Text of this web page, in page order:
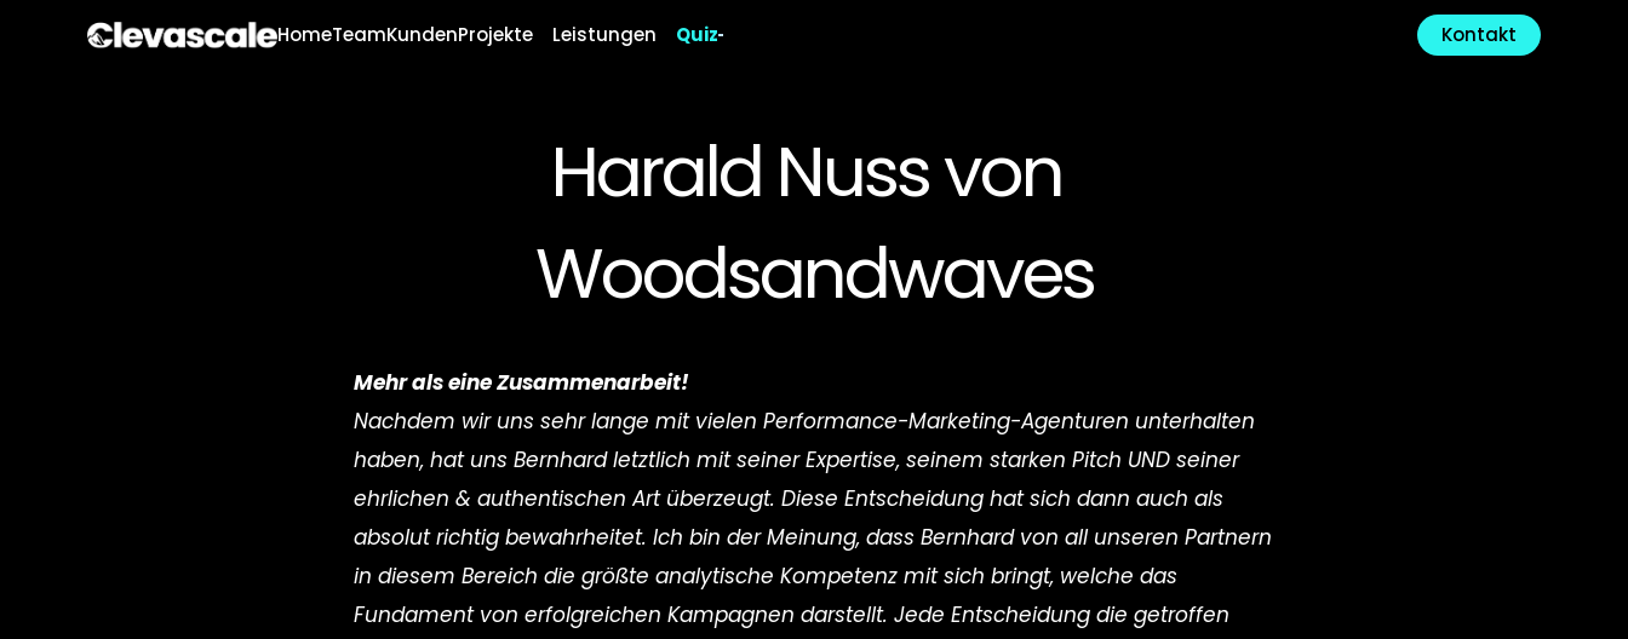
HomeTeamKundenProjekte Leistungen Quiz Kontakt
Harald Nuss von
Woodsandwaves
Mehr als eine Zusammenarbeit!
Nachdem wir uns sehr lange mit vielen Performance-Marketing-Agenturen unterhalten
haben, hat uns Bernhard letztlich mit seiner Expertise, seinem starken Pitch UND seiner
ehrlichen & authentischen Art überzeugt. Diese Entscheidung hat sich dann auch als
absolut richtig bewahrheitet. Ich bin der Meinung, dass Bernhard von all unseren Partnern
in diesem Bereich die größte analytische Kompetenz mit sich bringt, welche das
Fundament von erfolgreichen Kampagnen darstellt. Jede Entscheidung die getroffen